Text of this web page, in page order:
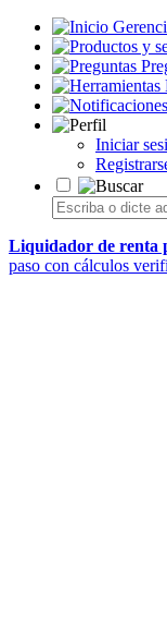
Iniciar
Liquidador de renta
paso con cálculos